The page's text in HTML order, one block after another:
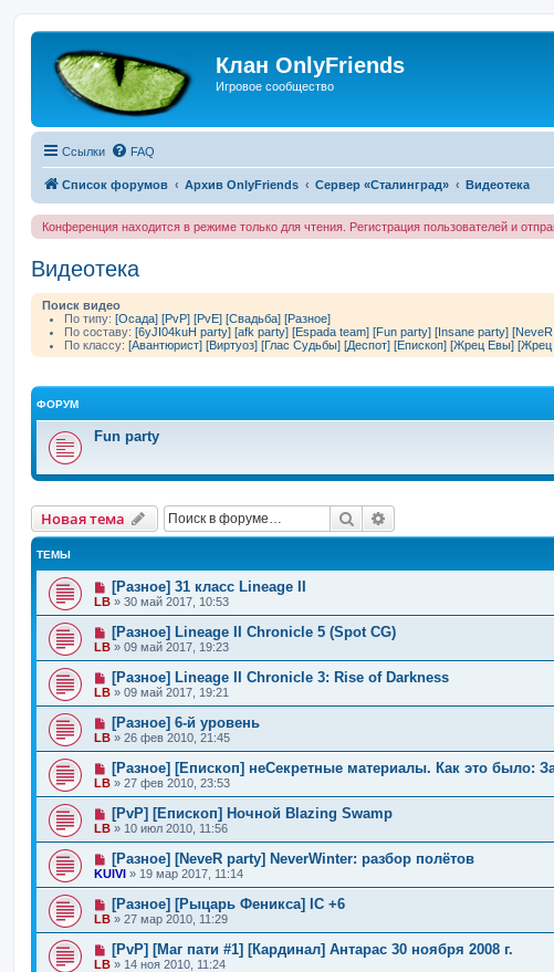
Клан OnlyFriends
Игровое сообщество
Ссылки FAQ
Список форумов Архив OnlyFriends Сервер «Сталинград» Видеотека
Конференция находится в режиме только для чтения. Регистрация пользователей и
Видеотека
Поиск видео
По типу: [Осада] [PvP] [PvE] [Свадьба] [Разное]
По составу: [6yJI04kuH party] [afk party] [Espada team] [Fun party] [Insane party]
По классу: [Авантюрист] [Виртуоз] [Глас Судьбы] [Деспот] [Епископ] [Жрец Евы] [Жрец
ФОРУМ
Fun party
Новая тема Поиск
ТЕМЫ
[Разное] 31 класс Lineage II
LB » 30 май 2017, 10:53
[Разное] Lineage II Chronicle 5 (Spot CG)
LB » 09 май 2017, 19:23
[Разное] Lineage II Chronicle 3: Rise of Darkness
LB » 09 май 2017, 19:21
[Разное] 6-й уровень
LB » 26 фев 2010, 21:45
[Разное] [Епископ] неСекретные материалы. Как это было:
LB » 27 фев 2010, 23:53
[PvP] [Епископ] Ночной Blazing Swamp
LB » 10 июл 2010, 11:56
[Разное] [NeveR party] NeverWinter: разбор полётов
KUlVl » 19 мар 2017, 11:14
[Разное] [Рыцарь Феникса] IC +6
LB » 27 мар 2010, 11:29
[PvP] [Маг пати #1] [Кардинал] Антарас 30 ноября 2008 г.
LB » 14 ноя 2010, 11:24